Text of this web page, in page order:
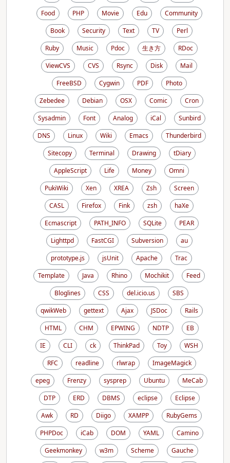
Food PHP Movie Edu
Community
Book
Security Text TV
Perl
Ruby
Music Pdoc 生き方
RDoc
ViewCVS
CVS Rsync Disk
Mail
FreeBSD
Cygwin PDF
Photo
Zebedee
Debian OSX Comic
Cron
Sysadmin
Font Analog iCal
Sunbird
DNS
Linux Wiki Emacs
Thunderbird
Sitecopy
Terminal Drawing
tDiary
AppleScript
Life Money
Omni
PukiWiki
Xen XREA Zsh
Screen
CASL
Firefox Fink zsh
haXe
Ecmascript
PATH_INFO SQLite
PEAR
Lighttpd
FastCGI Subversion
au
prototype.js
jsUnit Apache
Trac
Template
Java Rhino Mochikit
Feed
Bloglines
CSS del.icio.us
SBS
qwikWeb
gettext Ajax JSDoc
Rails
HTML
CHM EPWING NDTP
EB
IE
CLI ck ThinkPad Toy
WSH
RFC
readline rlwrap
ImageMagick
epeg
Frenzy sysprep Ubuntu
MeCab
DTP
ERD DBMS eclipse
Eclipse
Awk
RD Diigo XAMPP
RubyGems
PHPDoc
iCab DOM YAML
Camino
Geekmonkey
w3m Scheme
Gauche